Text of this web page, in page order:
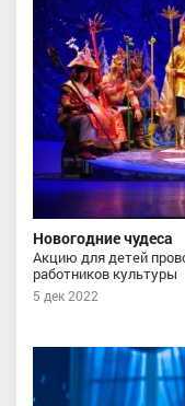
Новогодние чудеса
Акцию для детей
работников культуры
5 дек 2022